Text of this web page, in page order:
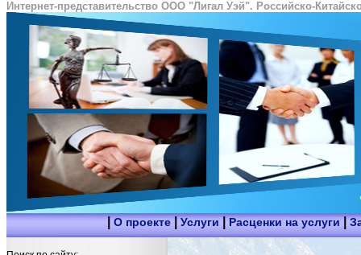
Интернет-представительство ООО "Лигал Уэй". Российско-
|О проекте|Услуги |Расценки на услуги|